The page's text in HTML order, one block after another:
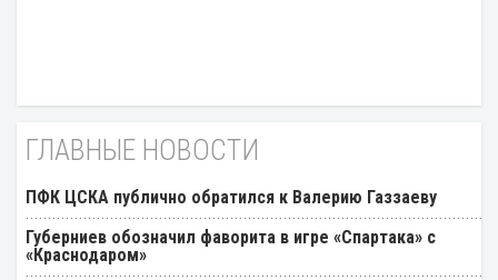
ГЛАВНЫЕ НОВОСТИ
ПФК ЦСКА публично обратился к Валерию Газзаеву
Губерниев обозначил фаворита в игре «Спартака» с
«Краснодаром»